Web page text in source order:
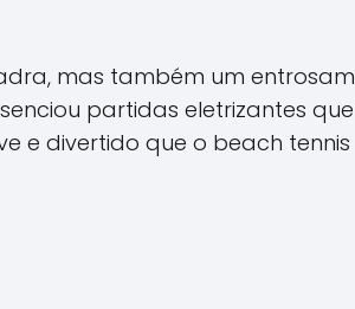
mas também um
partidas eletrizantes
e divertido que o beach tennis